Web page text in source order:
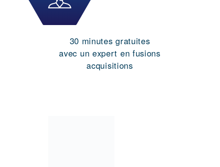
30 minutes gratuites
avec un expert en fusions
acquisitions